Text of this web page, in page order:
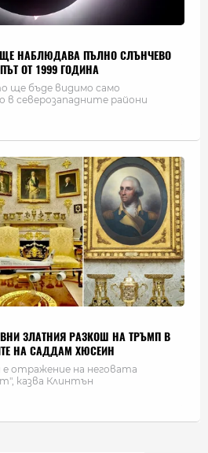
ЩЕ НАБЛЮДАВА ПЪЛНО СЛЪНЧЕВО
ОТ 1999 ГОДИНА
ще бъде видимо само
в северозападните райони
ЗЛАТНИЯ РАЗКОШ НА ТРЪМП В
НА САДДАМ ХЮСЕИН
е отражение на неговата
казва Клинтън